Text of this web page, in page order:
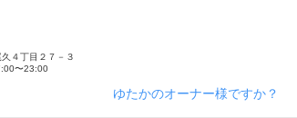
４丁目２７－３
〜23:00
ゆたかのオーナー様ですか？